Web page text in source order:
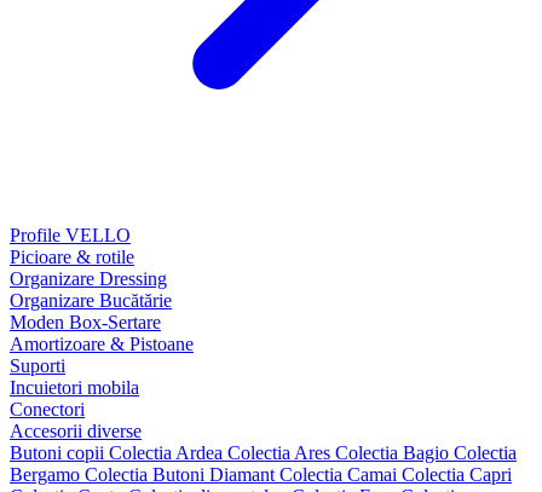
Profile VELLO
Picioare & rotile
Organizare Dressing
Organizare Bucătărie
Moden Box-Sertare
Amortizoare & Pistoane
Suporti
Incuietori mobila
Conectori
Accesorii diverse
Butoni copii Colectia Ardea Colectia Ares Colectia Bagio Colectia
Bergamo Colectia Butoni Diamant Colectia Camai Colectia Capri